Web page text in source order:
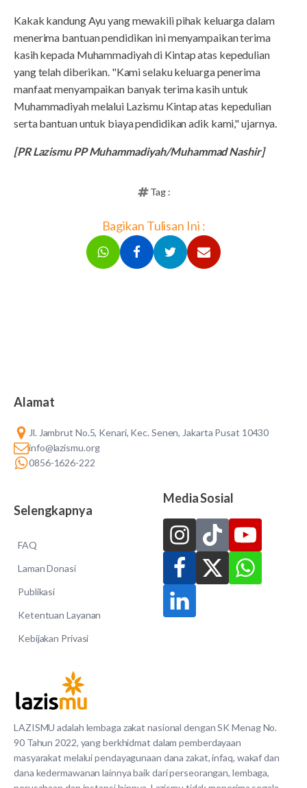
Kakak kandung Ayu yang mewakili pihak keluarga dalam
menerima bantuan pendidikan ini menyampaikan terima
kasih kepada Muhammadiyah di Kintap atas kepedulian
yang telah diberikan. "Kami selaku keluarga penerima
manfaat menyampaikan banyak terima kasih untuk
Muhammadiyah melalui Lazismu Kintap atas kepedulian
serta bantuan untuk biaya pendidikan adik kami," ujarnya.
[PR Lazismu PP Muhammadiyah/Muhammad Nashir]
Tag :
Bagikan Tulisan Ini :
LAZISMU adalah lembaga zakat nasional dengan SK Menag No.
90 Tahun 2022, yang berkhidmat dalam pemberdayaan
masyarakat melalui pendayagunaan dana zakat, infaq, wakaf dan
dana kedermawanan lainnya baik dari perseorangan, lembaga,
Alamat
Jl. Jambrut No.5, Kenari, Kec. Senen, Jakarta Pusat 10430
info@lazismu.org
0856-1626-222
Selengkapnya
FAQ
Laman Donasi
Publikasi
Ketentuan Layanan
Kebijakan Privasi
Media Sosial